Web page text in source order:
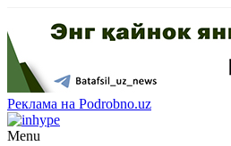
Реклама на Podrobno.uz
Menu